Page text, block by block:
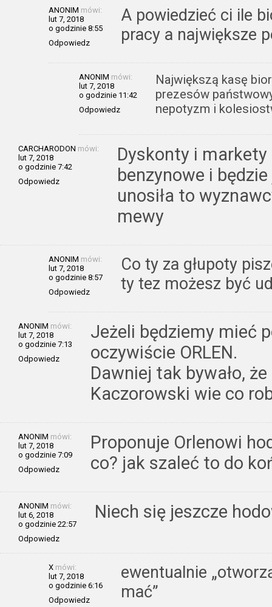
ANONIM mówi:
lut 7, 2018
o godzinie 8:55
Odpowiedz
A powiedzieć ci ile
pracy a największe
ANONIM mówi:
lut 7, 2018
o godzinie 11:42
Odpowiedz
Największą kasę
prezesów
nepotyzm i
CARCHARODON mówi:
lut 7, 2018
o godzinie 7:42
Odpowiedz
Dyskonty i
benzynowe i będzie
unosiła to
mewy
ANONIM mówi:
lut 7, 2018
o godzinie 8:57
Odpowiedz
Co ty za głupoty
ty tez możesz być
ANONIM mówi:
lut 7, 2018
o godzinie 7:13
Odpowiedz
Jeżeli będziemy mieć
oczywiście ORLEN.
Dawniej tak bywało,
Kaczorowski wie co
ANONIM mówi:
lut 7, 2018
o godzinie 7:09
Odpowiedz
Proponuje Orlenowi
co? jak szaleć to do
ANONIM mówi:
lut 6, 2018
o godzinie 22:57
Odpowiedz
Niech się jeszcze
X mówi:
lut 7, 2018
o godzinie 6:16
Odpowiedz
ewentualnie
mać”